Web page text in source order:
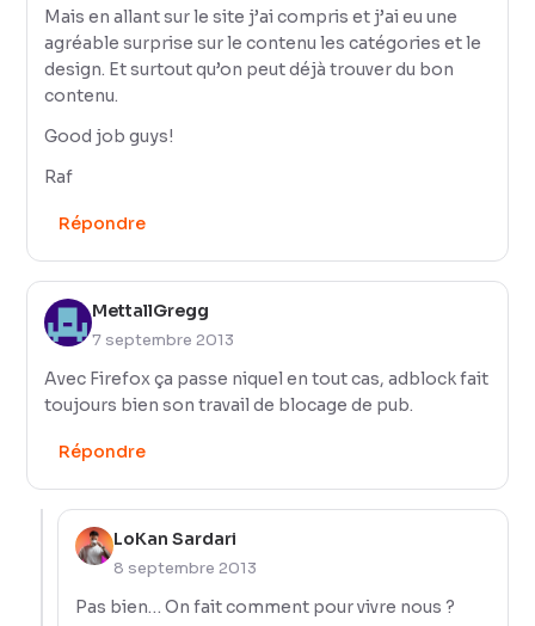
Mais en allant sur le site j’ai compris et j’ai eu une
agréable surprise sur le contenu les catégories et le
design. Et surtout qu’on peut déjà trouver du bon
contenu.
Good job guys!
Raf
Répondre
MettallGregg
7 septembre 2013
Avec Firefox ça passe niquel en tout cas, adblock fait
toujours bien son travail de blocage de pub.
Répondre
LoKan Sardari
8 septembre 2013
Pas bien… On fait comment pour vivre nous ?